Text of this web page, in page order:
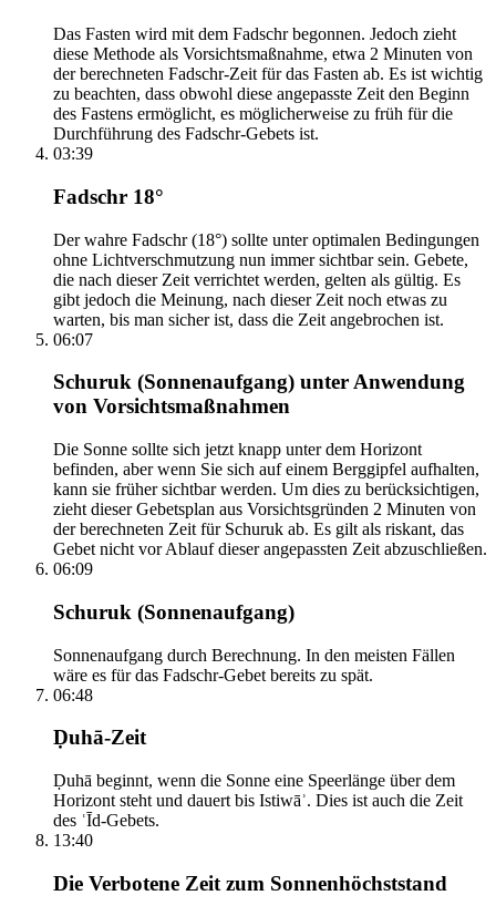
Das Fasten wird mit dem Fadschr begonnen. Jedoch zieht
diese Methode als Vorsichtsmaßnahme, etwa 2 Minuten von
der berechneten Fadschr-Zeit für das Fasten ab. Es ist wichtig
zu beachten, dass obwohl diese angepasste Zeit den Beginn
des Fastens ermöglicht, es möglicherweise zu früh für die
Durchführung des Fadschr-Gebets ist.
03:39
Fadschr 18°
Der wahre Fadschr (18°) sollte unter optimalen Bedingungen
ohne Lichtverschmutzung nun immer sichtbar sein. Gebete,
die nach dieser Zeit verrichtet werden, gelten als gültig. Es
gibt jedoch die Meinung, nach dieser Zeit noch etwas zu
warten, bis man sicher ist, dass die Zeit angebrochen ist.
06:07
Schuruk (Sonnenaufgang) unter Anwendung
von Vorsichtsmaßnahmen
Die Sonne sollte sich jetzt knapp unter dem Horizont
befinden, aber wenn Sie sich auf einem Berggipfel aufhalten,
kann sie früher sichtbar werden. Um dies zu berücksichtigen,
zieht dieser Gebetsplan aus Vorsichtsgründen 2 Minuten von
der berechneten Zeit für Schuruk ab. Es gilt als riskant, das
Gebet nicht vor Ablauf dieser angepassten Zeit abzuschließen.
06:09
Schuruk (Sonnenaufgang)
Sonnenaufgang durch Berechnung. In den meisten Fällen
wäre es für das Fadschr-Gebet bereits zu spät.
06:48
Ḍuhā-Zeit
Ḍuhā beginnt, wenn die Sonne eine Speerlänge über dem
Horizont steht und dauert bis Istiwāʾ. Dies ist auch die Zeit
des ʿĪd-Gebets.
13:40
Die Verbotene Zeit zum Sonnenhöchststand